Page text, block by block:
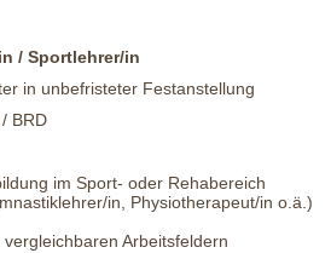
/ Sportlehrer/in
in unbefristeter Festanstellung
BRD
im Sport- oder Rehabereich
in, Physiotherapeut/in o.ä.)
Arbeitsfeldern